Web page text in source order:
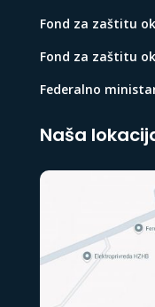
Fond za zaštitu
Fond za zaštitu
Federalno
Naša